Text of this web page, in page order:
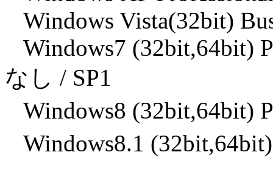
Windows Vista(32bit)
Windows7 (32bit,64bit)
なし / SP1
Windows8 (32bit,64bit)
Windows8.1